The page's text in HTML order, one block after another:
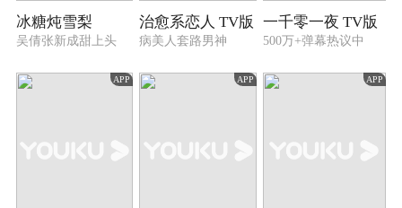
冰糖炖雪梨
吴倩张新成甜上头
治愈系恋人 TV版
病美人套路男神
一千零一夜 TV版
500万+弹幕热议中
APP APP APP